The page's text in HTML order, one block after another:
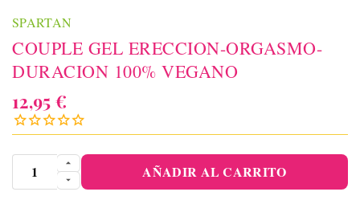
SPARTAN
COUPLE GEL ERECCION-ORGASMO-
DURACION 100% VEGANO
12,95 €
AÑADIR AL CARRITO